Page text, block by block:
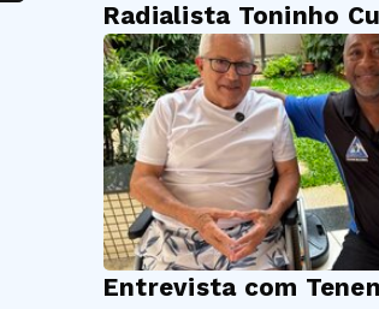
Radialista Toninho
Entrevista com